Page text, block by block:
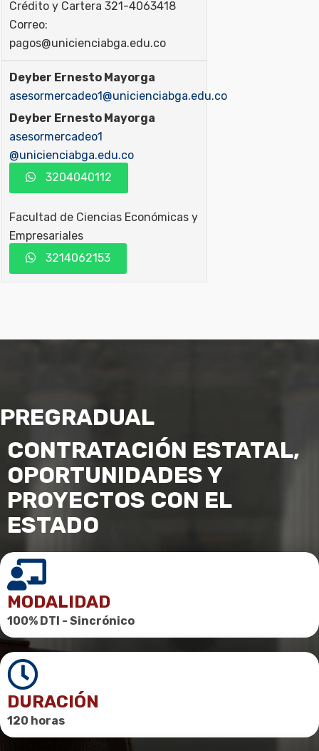
Crédito y Cartera 321-4063418
Correo:
pagos@unicienciabga.edu.co
Deyber Ernesto Mayorga
asesormercadeo1@unicienciabga.edu.co
Deyber Ernesto Mayorga
asesormercadeo1
@unicienciabga.edu.co
3204040112
Facultad de Ciencias Económicas y
Empresariales
3214062153
PREGRADUAL
CONTRATACIÓN ESTATAL,
OPORTUNIDADES Y
PROYECTOS CON EL
ESTADO
MODALIDAD
100% DTI - Sincrónico
DURACIÓN
120 horas